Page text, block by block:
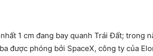
1 cm đang bay quanh Trái Đất; trong
được phóng bởi SpaceX, công ty của